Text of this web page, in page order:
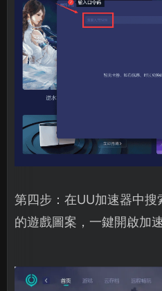
第四步：在UU加速器中
的遊戲圖案，一鍵開啟加速